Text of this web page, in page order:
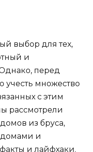
выбор для тех,
и
перед
учесть множество
с этим
рассмотрели
из бруса,
и
и лайфхаки.